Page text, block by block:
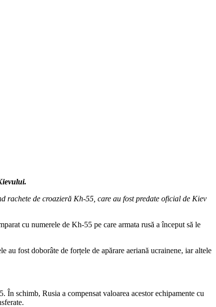
de croazieră Kh-55, care au fost predate oficial de Kiev
cu numerele de Kh-55 pe care armata rusă a început să le
au fost doborâte de forțele de apărare aeriană ucrainene, iar altele
schimb, Rusia a compensat valoarea acestor echipamente cu